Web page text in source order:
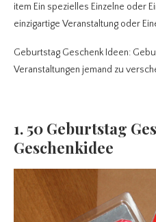
item Ein spezielles Einzelne oder
einzigartige Veranstaltung oder
Geburtstag Geschenk Ideen:
Veranstaltungen jemand zu
1. 50 Geburtstag
Geschenkidee